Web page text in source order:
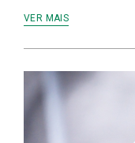
VER MAIS